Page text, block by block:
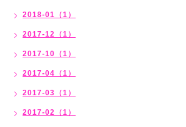
2018-01（1）
2017-12（1）
2017-10（1）
2017-04（1）
2017-03（1）
2017-02（1）